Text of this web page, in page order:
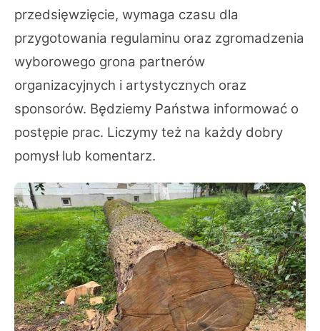
przedsięwzięcie, wymaga czasu dla
przygotowania regulaminu oraz zgromadzenia
wyborowego grona partnerów
organizacyjnych i artystycznych oraz
sponsorów. Będziemy Państwa informować o
postępie prac. Liczymy też na każdy dobry
pomysł lub komentarz.